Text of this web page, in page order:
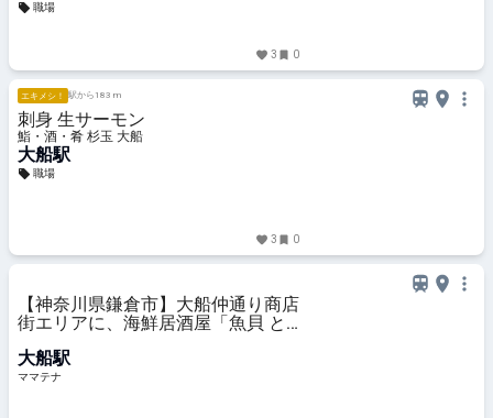
職場
3 0
エキメシ！ 駅から183 m
刺身 生サーモン
鮨・酒・肴 杉玉 大船
大船駅
職場
3 0
【神奈川県鎌倉市】大船仲通り商店
街エリアに、海鮮居酒屋「魚貝 と
ナ
大船駅
ママテナ